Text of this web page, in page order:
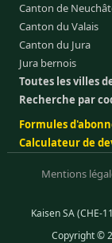
Canton de
Canton du Valais
Canton du Jura
Jura bernois
Toutes les villes
Recherche par
Formules
Calculateur de
Mentions
Kaisen SA (CHE-
Copyright ©